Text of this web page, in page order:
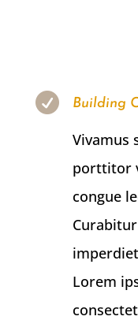
 Building
Vivamus
porttitor
congue
Lorem